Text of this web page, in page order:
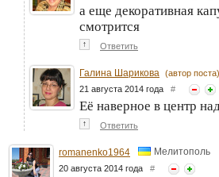
а еще декоративная
смотрится
↑ Ответить
Галина Шарикова (автор поста)
21 августа 2014 года #
Её наверное в центр
↑ Ответить
romanenko1964 Мелитополь
20 августа 2014 года #